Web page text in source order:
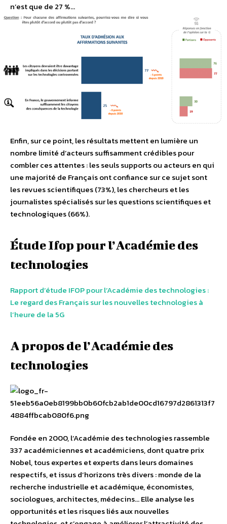
n’est que de 27 %…
Enfin, sur ce point, les résultats mettent en lumière un
nombre limité d’acteurs suffisamment crédibles pour
combler ces attentes : les seuls supports ou acteurs en qui
une majorité de Français ont confiance sur ce sujet sont
les revues scientifiques (73%), les chercheurs et les
journalistes spécialisés sur les questions scientifiques et
technologiques (66%).
Étude Ifop pour l’Académie des
technologies
Rapport d’étude IFOP pour l’Académie des technologies :
Le regard des Français sur les nouvelles technologies à
l’heure de la 5G
A propos de l’Académie des
technologies
Fondée en 2000, l’Académie des technologies rassemble
337 académiciennes et académiciens, dont quatre prix
Nobel, tous expertes et experts dans leurs domaines
respectifs, et issus d’horizons très divers : monde de la
recherche industrielle et académique, économistes,
sociologues, architectes, médecins… Elle analyse les
opportunités et les risques liés aux nouvelles